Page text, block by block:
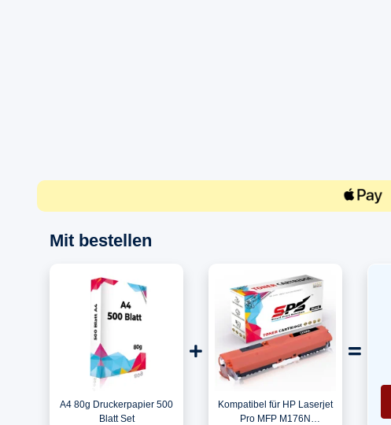
Mit bestellen
A4 80g Druckerpapier 500
Blatt Set
Kompatibel für HP Laserjet
Pro MFP M176N